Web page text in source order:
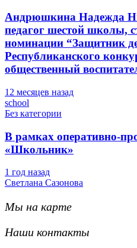
Андрюшкина Надежда
педагог шестой школы,
номинации “Защитник
Республиканского
общественный
12 месяцев назад
school
Без категории
В рамках оперативно-
«Школьник»
1 год назад
Светлана Сазонова
Мы на карте
Наши контакты